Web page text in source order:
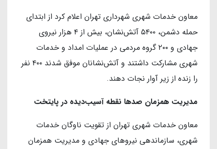
معاون خدمات شهری شهرداری تهران اعلام کرد از ابتدای
حمله دشمن، ۵۴۰۰ آتش‌نشان، بیش از ۴ هزار نیروی
جهادی و ۲۰۰ گروه مردمی در عملیات امداد و خدمات
شهری مشارکت داشتند و آتش‌نشانان موفق شدند ۴۰۰ نفر
را زنده از زیر آوار نجات دهند.
مدیریت همزمان صدها نقطه آسیب‌دیده در پایتخت
معاون خدمات شهری تهران از تقویت ناوگان خدمات
شهری، سازماندهی نیروهای جهادی و مدیریت همزمان